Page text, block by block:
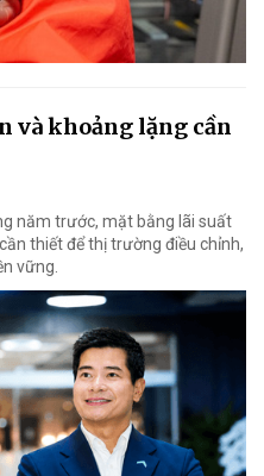
và khoảng lặng cần
năm trước, mặt bằng lãi suất
thiết để thị trường điều chỉnh,
vững.